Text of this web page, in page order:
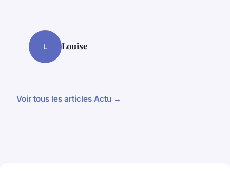
L Louise
Voir tous les articles Actu →